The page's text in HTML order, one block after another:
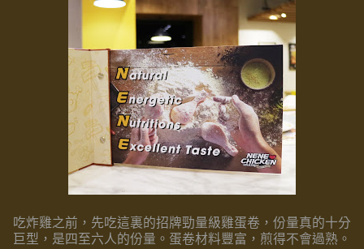
吃炸雞之前，先吃這裏的招牌勁量級雞蛋卷，份量真的十分
巨型， 是四至六人的份量。蛋卷材料豐富，煎得不會過熟。